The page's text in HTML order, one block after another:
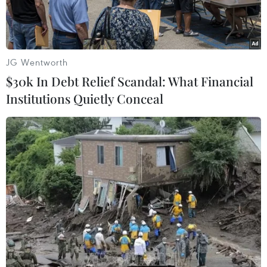
Đội bóng chuyền nữ VietinBank đã bước lên ngôi vô địch Quốc
gia. (Nguồn: VietinBank)
Đội bóng chuyền nữ VietinBank đã bước lên
ngôi vô địch Quốc gia sau chiến thắng trong
trận chung kết trước Thông tin Lienviet
JG Wentworth
$30k In Debt Relief Scandal: What Financial
Institutions Quietly Conceal